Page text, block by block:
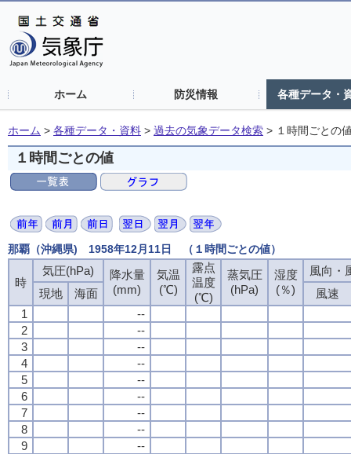
ホーム 防災情報 各種データ・
ホーム > 各種データ・資料 > 過去の気象データ検索 > １時間ごとの
１時間ごとの値
那覇（沖縄県) 1958年12月11日 （１時間ごとの値）
時
気圧(hPa)
降水量
(mm)
気温
(℃)
露点
温度
(℃)
蒸気圧
(hPa)
湿度
(％)
風向・
現地
海面
風速
1
--
2
--
3
--
4
--
5
--
6
--
7
--
8
--
9
--